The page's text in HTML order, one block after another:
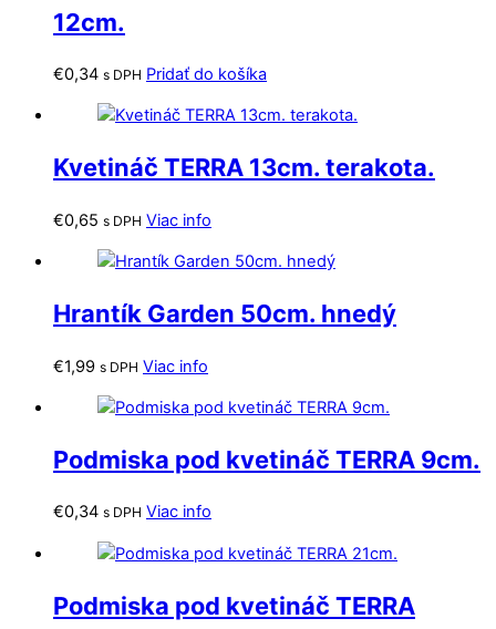
12cm.
€0,34 s DPH Pridať do košíka
Kvetináč TERRA 13cm. terakota.
€0,65 s DPH Viac info
Hrantík Garden 50cm. hnedý
€1,99 s DPH Viac info
Podmiska pod kvetináč TERRA 9cm.
€0,34 s DPH Viac info
Podmiska pod kvetináč TERRA